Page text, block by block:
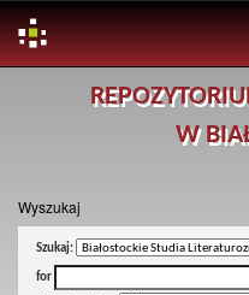
W
Wyszukaj
Szukaj:
for